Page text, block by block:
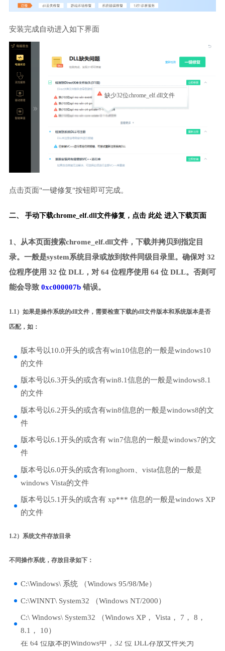
安装完成自动进入如下界面
缺少32位chrome_elf.dll文件
点击页面"一键修复"按钮即可完成。
二、 手动下载chrome_elf.dll文件修复， 点击 此处 进入下载页面
1、从本页面搜索chrome_elf.dll文件，下载并拷贝到指定目
录。一般是system系统目录或放到软件同级目录里。确保对 32
位程序使用 32 位 DLL，对 64 位程序使用 64 位 DLL。否则可
能会导致 0xc000007b错误。
1.1）如果是操作系统的dll文件，需要检查下载的dll文件版本和系统版本是否
匹配，如：
版本号以10.0开头的或含有win10信息的一般是windows10
的文件
版本号以6.3开头的或含有win8.1信息的一般是windows8.1
的文件
版本号以6.2开头的或含有win8信息的一般是windows8的文
件
版本号以6.1开头的或含有 win7信息的一般是windows7的文
件
版本号以6.0开头的或含有longhorn、vista信息的一般是
windows Vista的文件
版本号以5.1开头的或含有 xp*** 信息的一般是windows XP
的文件
1.2）系统文件存放目录
不同操作系统，存放目录如下：
C:\Windows\ 系统 （Windows 95/98/Me）
C:\WINNT\ System32 （Windows NT/2000）
C:\ Windows\ System32 （Windows XP， Vista， 7， 8，
8.1， 10）
在 64 位版本的Windows中，32 位 DLL存放文件夹为